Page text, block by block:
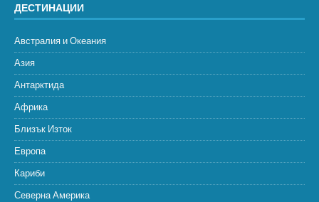
ДЕСТИНАЦИИ
Австралия и Океания
Азия
Антарктида
Африка
Близък Изток
Европа
Кариби
Северна Америка